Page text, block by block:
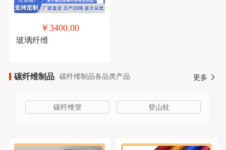
￥3400.00
玻璃纤维
碳纤维制品 碳纤维制品各品类产品 更多
碳纤维管 登山杖